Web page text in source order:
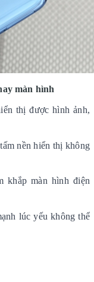
màn hình
thị được hình ảnh,
nền hiển thị không
khắp màn hình điện
lúc yếu không thể